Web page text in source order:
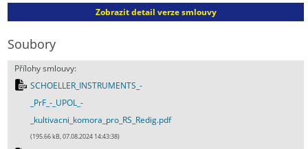
Zobrazit detail verze smlouvy
Soubory
Přílohy smlouvy:
SCHOELLER_INSTRUMENTS_-
_PrF_-_UPOL_-
_kultivacni_komora_pro_RS_Redig.pdf
(195.66 kB, 07.08.2024 14:43:38)